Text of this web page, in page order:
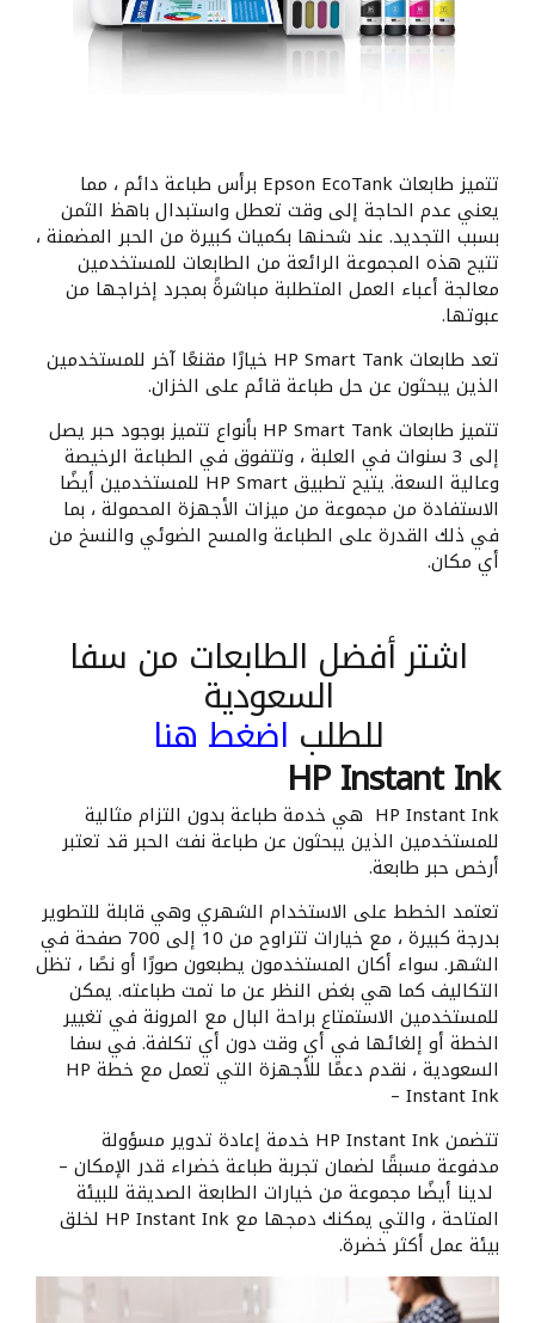
تتميز طابعات Epson EcoTank برأس طباعة دائم ، مما
يعني عدم الحاجة إلى وقت تعطل واستبدال باهظ الثمن
بسبب التجديد. عند شحنها بكميات كبيرة من الحبر المضمنة ،
تتيح هذه المجموعة الرائعة من الطابعات للمستخدمين
معالجة أعباء العمل المتطلبة مباشرةً بمجرد إخراجها من
عبوتها.
تعد طابعات HP Smart Tank خيارًا مقنعًا آخر للمستخدمين
الذين يبحثون عن حل طباعة قائم على الخزان.
تتميز طابعات HP Smart Tank بأنواع تتميز بوجود حبر يصل
إلى 3 سنوات في العلبة ، وتتفوق في الطباعة الرخيصة
وعالية السعة. يتيح تطبيق HP Smart للمستخدمين أيضًا
الاستفادة من مجموعة من ميزات الأجهزة المحمولة ، بما
في ذلك القدرة على الطباعة والمسح الضوئي والنسخ من
أي مكان.
اشتر أفضل الطابعات من سفا
السعودية
للطلب اضغط هنا
HP Instant Ink
HP Instant Ink هي خدمة طباعة بدون التزام مثالية
للمستخدمين الذين يبحثون عن طباعة نفث الحبر قد تعتبر
أرخص حبر طابعة.
تعتمد الخطط على الاستخدام الشهري وهي قابلة للتطوير
بدرجة كبيرة ، مع خيارات تتراوح من 10 إلى 700 صفحة في
الشهر. سواء أكان المستخدمون يطبعون صورًا أو نصًا ، تظل
التكاليف كما هي بغض النظر عن ما تمت طباعته. يمكن
للمستخدمين الاستمتاع براحة البال مع المرونة في تغيير
الخطة أو إلغائها في أي وقت دون أي تكلفة. في سفا
السعودية ، نقدم دعمًا للأجهزة التي تعمل مع خطة HP
Instant Ink –
تتضمن HP Instant Ink خدمة إعادة تدوير مسؤولة
مدفوعة مسبقًا لضمان تجربة طباعة خضراء قدر الإمكان –
لدينا أيضًا مجموعة من خيارات الطابعة الصديقة للبيئة
المتاحة ، والتي يمكنك دمجها مع HP Instant Ink لخلق
بيئة عمل أكثر خضرة.